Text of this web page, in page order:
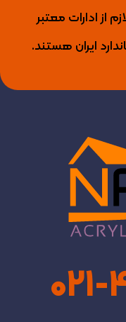
از ادارات معتبر
ایران هستند.